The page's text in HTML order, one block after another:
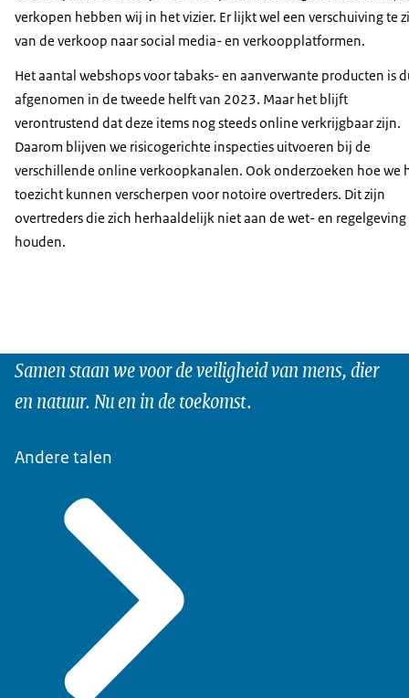
verkopen hebben wij in het vizier. Er lijkt wel een verschuiving te
van de verkoop naar social media- en verkoopplatformen.
Het aantal webshops voor tabaks- en aanverwante producten is
afgenomen in de tweede helft van 2023. Maar het blijft
verontrustend dat deze items nog steeds online verkrijgbaar zijn.
Daarom blijven we risicogerichte inspecties uitvoeren bij de
verschillende online verkoopkanalen. Ook onderzoeken hoe we
toezicht kunnen verscherpen voor notoire overtreders. Dit zijn
overtreders die zich herhaaldelijk niet aan de wet- en regelgeving
houden.
Samen staan we voor de veiligheid van mens, dier
en natuur. Nu en in de toekomst.
Andere talen